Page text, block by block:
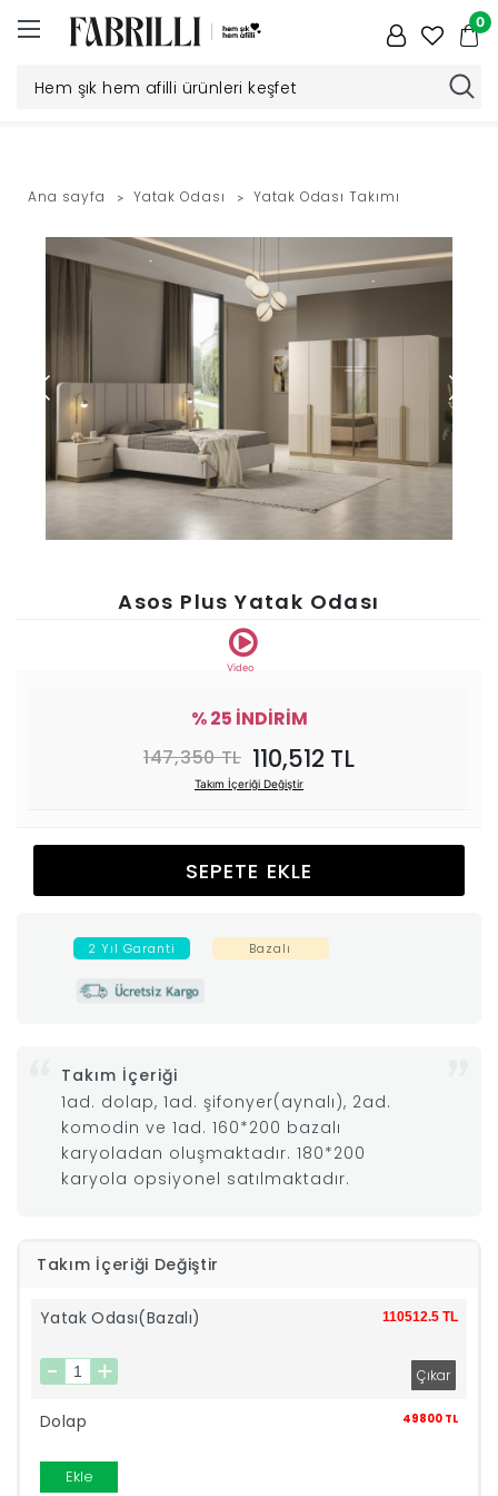
0
Paketi
Yatak
Odası
Tv
Ünitesi
Uykular
Odası
Tamamlayıcı
Ürünler
Afilli
Yaz
Ana sayfa Yatak Odası Yatak Odası Takımı
Asos Plus Yatak Odası
Video
% 25 İNDİRİM
147,350 TL 110,512 TL
Takım İçeriği Değiştir
SEPETE EKLE
2 Yıl Garanti Bazalı
Takım İçeriği
1ad. dolap, 1ad. şifonyer(aynalı), 2ad.
komodin ve 1ad. 160*200 bazalı
karyoladan oluşmaktadır. 180*200
karyola opsiyonel satılmaktadır.
Takım İçeriği Değiştir
Yatak Odası(Bazalı) 110512.5 TL
Dolap 49800 TL
Ekle